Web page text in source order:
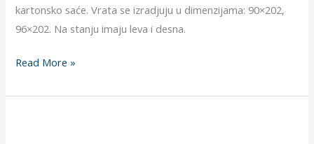
kartonsko saće. Vrata se izradjuju u dimenzijama: 90×202,
96×202. Na stanju imaju leva i desna.
Read More »